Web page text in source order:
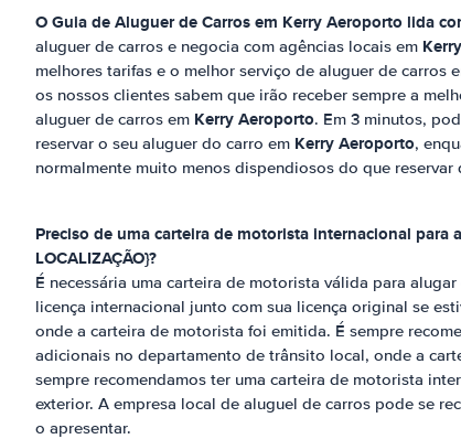
O Guia de Aluguer de Carros em Kerry Aeroporto lida
aluguer de carros e negocia com agências locais em
melhores tarifas e o melhor serviço de aluguer de carros
os nossos clientes sabem que irão receber sempre a
aluguer de carros em Kerry Aeroporto. Em 3 minutos,
reservar o seu aluguer do carro em Kerry Aeroporto,
normalmente muito menos dispendiosos do que
Preciso de uma carteira de motorista internacional para
LOCALIZAÇÃO}?
É necessária uma carteira de motorista válida para
licença internacional junto com sua licença original se
onde a carteira de motorista foi emitida. É sempre
adicionais no departamento de trânsito local, onde a
sempre recomendamos ter uma carteira de motorista
exterior. A empresa local de aluguel de carros pode se
o apresentar.